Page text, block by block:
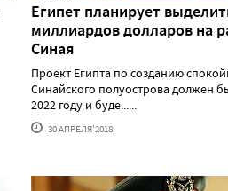
Египет планирует
миллиардов долларов на
Синая
Проект Египта по созданию
Синайского полуострова должен
2022 году и буде......
30 АПРЕЛЯ'2018